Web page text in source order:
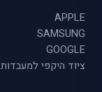
APPLE
SAMSUNG
GOOGLE
ציוד היקפי למעבדות